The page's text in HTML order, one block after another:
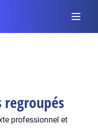
regroupés
professionnel et